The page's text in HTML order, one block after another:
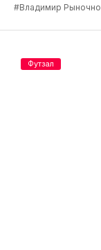
#Владимир
Футзал